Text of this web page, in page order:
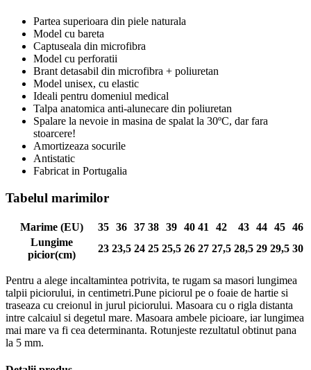
Partea superioara din piele naturala
Model cu bareta
Captuseala din microfibra
Model cu perforatii
Brant detasabil din microfibra + poliuretan
Model unisex, cu elastic
Ideali pentru domeniul medical
Talpa anatomica anti-alunecare din poliuretan
Spalare la nevoie in masina de spalat la 30ºC, dar fara
stoarcere!
Amortizeaza socurile
Antistatic
Fabricat in Portugalia
Tabelul marimilor
Marime (EU) 35 36 37 38 39 40 41 42 43 44 45 46
Lungime
picior(cm)
23 23,5 24 25 25,5 26 27 27,5 28,5 29 29,5 30
Pentru a alege incaltamintea potrivita, te rugam sa masori lungimea
talpii piciorului, in centimetri.Pune piciorul pe o foaie de hartie si
traseaza cu creionul in jurul piciorului. Masoara cu o rigla distanta
intre calcaiul si degetul mare. Masoara ambele picioare, iar lungimea
mai mare va fi cea determinanta. Rotunjeste rezultatul obtinut pana
la 5 mm.